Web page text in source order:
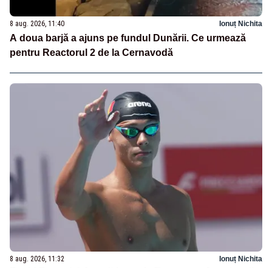
8 aug. 2026, 11:40 Ionuț Nichita
A doua barjă a ajuns pe fundul Dunării. Ce urmează
pentru Reactorul 2 de la Cernavodă
8 aug. 2026, 11:32 Ionuț Nichita